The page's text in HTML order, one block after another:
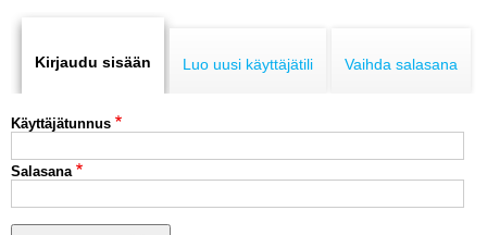
ENDURO
tabs
Kirjaudu sisään Luo uusi käyttäjätili Vaihda salasana
Käyttäjätunnus
Salasana